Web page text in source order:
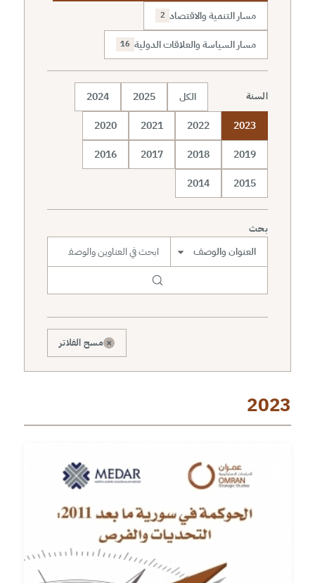
مسار التنمية والاقتصاد 2
مسار السياسة والعلاقات الدولية 16
السنة الكل 2025
2024
2023
2022
2021
2020
2019
2018
2017
2016
2015
2014
بحث
× مسح الفلاتر
2023